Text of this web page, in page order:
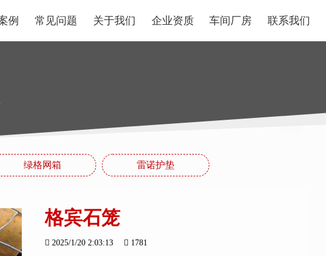
例 常见问题 关于我们 企业资质 车间厂房 联系我们
绿格网箱 雷诺护垫
格宾石笼
2025/1/20 2:03:13 1781